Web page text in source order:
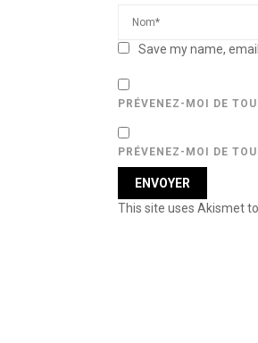
Save my name,
PRÉVENEZ-MOI DE
PRÉVENEZ-MOI DE
This site uses Akismet